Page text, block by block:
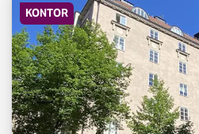
KONTOR